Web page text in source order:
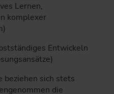
Lernen,
komplexer
Entwickeln
beziehen sich stets
die